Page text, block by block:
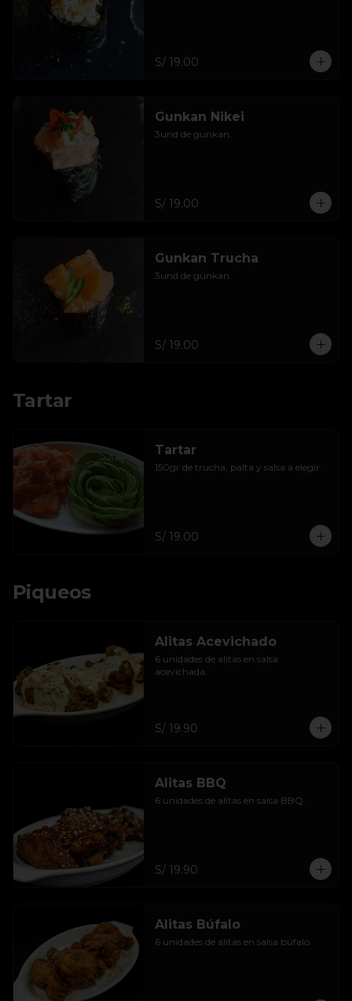
S/ 19.00
Gunkan Nikei
3und de gunkan.
S/ 19.00
Gunkan Trucha
3und de gunkan.
S/ 19.00
Tartar
Tartar
150gr de trucha, palta y salsa a elegir.
S/ 19.00
Piqueos
Alitas Acevichado
6 unidades de alitas en salsa
acevichada.
S/ 19.90
Alitas BBQ
6 unidades de alitas en salsa BBQ.
S/ 19.90
Alitas Búfalo
6 unidades de alitas en salsa búfalo.